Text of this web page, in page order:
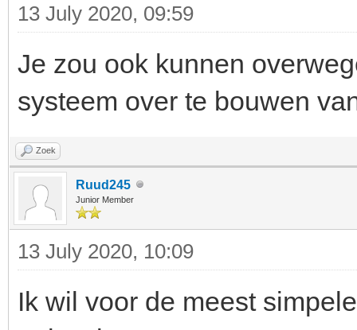
13 July 2020, 09:59
Je zou ook kunnen
systeem over te bouwen
Zoek
Ruud245
Junior Member
13 July 2020, 10:09
Ik wil voor de meest